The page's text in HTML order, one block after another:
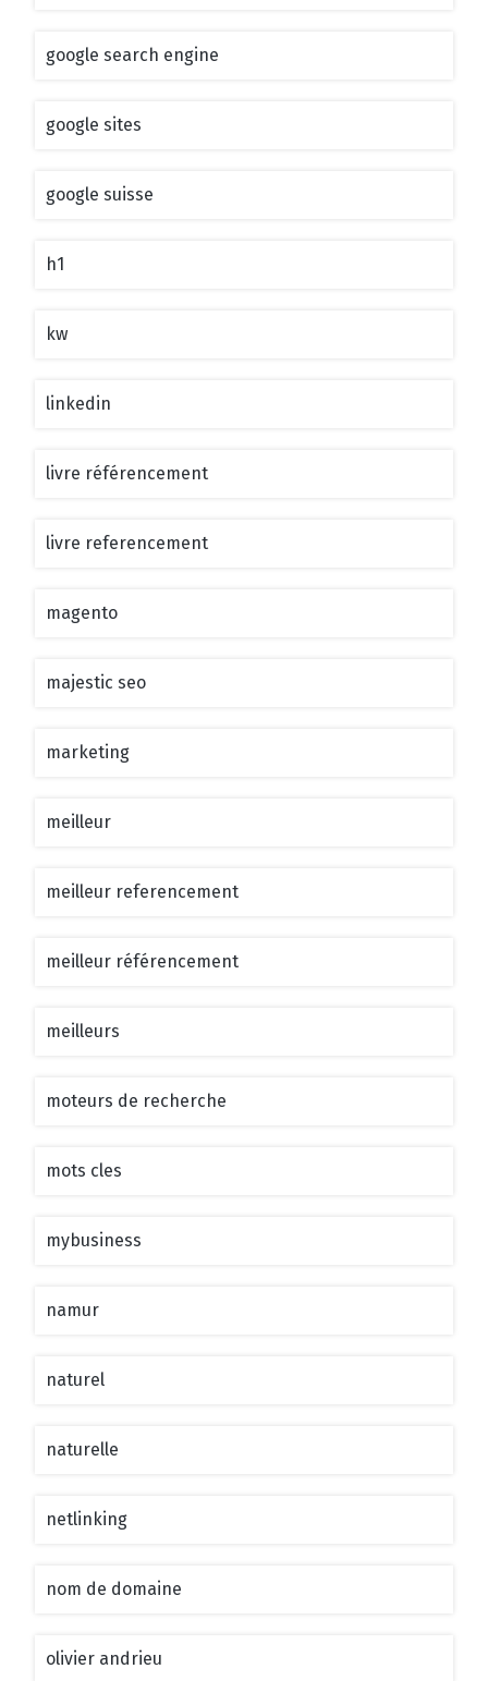
google search engine
google sites
google suisse
h1
kw
linkedin
livre référencement
livre referencement
magento
majestic seo
marketing
meilleur
meilleur referencement
meilleur référencement
meilleurs
moteurs de recherche
mots cles
mybusiness
namur
naturel
naturelle
netlinking
nom de domaine
olivier andrieu